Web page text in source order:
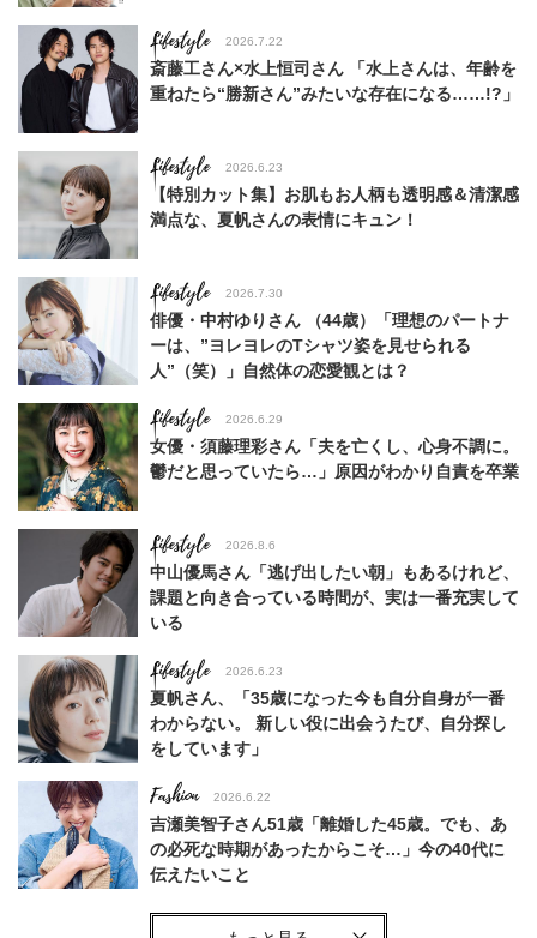
Lifestyle 2026.7.22
斎藤工さん×水上恒司さん 「水上さんは、年齢を
重ねたら“勝新さん”みたいな存在になる……!?」
Lifestyle 2026.6.23
【特別カット集】お肌もお人柄も透明感＆清潔感
満点な、夏帆さんの表情にキュン！
Lifestyle 2026.7.30
俳優・中村ゆりさん （44歳）「理想のパートナ
ーは、”ヨレヨレのTシャツ姿を見せられる
人”（笑）」自然体の恋愛観とは？
Lifestyle 2026.6.29
女優・須藤理彩さん「夫を亡くし、心身不調に。
鬱だと思っていたら…」原因がわかり自責を卒業
Lifestyle 2026.8.6
中山優馬さん「逃げ出したい朝」もあるけれど、
課題と向き合っている時間が、実は一番充実して
いる
Lifestyle 2026.6.23
夏帆さん、「35歳になった今も自分自身が一番
わからない。 新しい役に出会うたび、自分探し
をしています」
Fashion 2026.6.22
吉瀬美智子さん51歳「離婚した45歳。でも、あ
の必死な時期があったからこそ…」今の40代に
伝えたいこと
Fashion